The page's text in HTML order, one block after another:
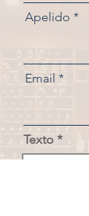
Apelido
Email
Texto